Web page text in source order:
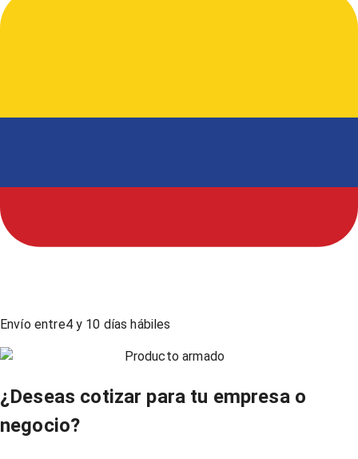
Envío entre4y 10 días hábiles
Producto armado
¿Deseas cotizar para tu empresa o
negocio?